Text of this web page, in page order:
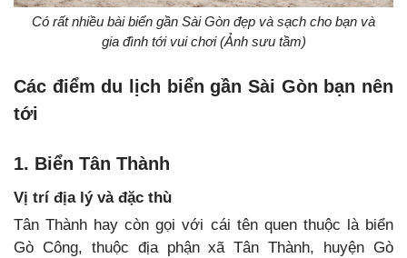
Có rất nhiều bài biển gần Sài Gòn đẹp và sạch cho bạn và
gia đình tới vui chơi (Ảnh sưu tầm)
Các điểm du lịch biển gần Sài Gòn bạn nên
tới
1. Biển Tân Thành
Vị trí địa lý và đặc thù
Tân Thành hay còn gọi với cái tên quen thuộc là biển
Gò Công, thuộc địa phận xã Tân Thành, huyện Gò